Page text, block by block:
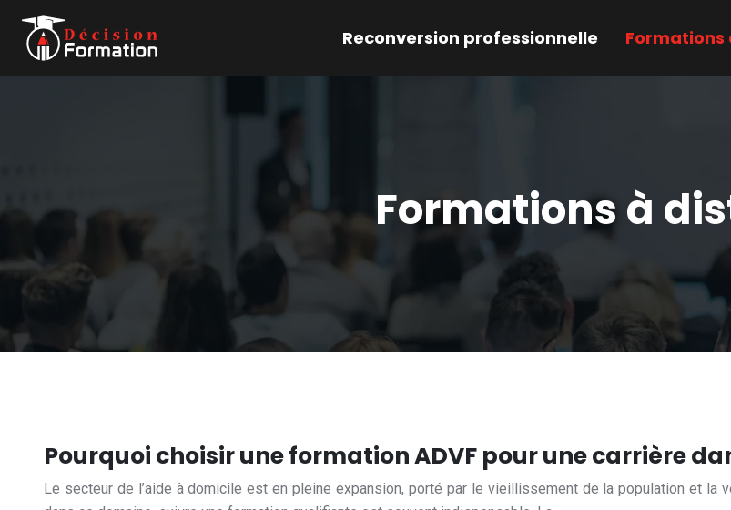
Reconversion professionnelle Formations
Formations à
Pourquoi choisir une formation ADVF pour une carrière
Le secteur de l’aide à domicile est en pleine expansion, porté par le vieillissement de la population et la